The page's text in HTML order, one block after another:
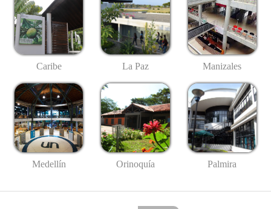
Caribe La Paz Manizales
Medellín Orinoquía Palmira